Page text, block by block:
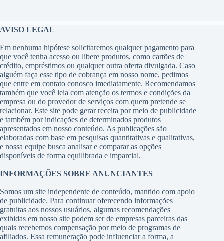
AVISO LEGAL
Em nenhuma hipótese solicitaremos qualquer pagamento para
que você tenha acesso ou libere produtos, como cartões de
crédito, empréstimos ou qualquer outra oferta divulgada. Caso
alguém faça esse tipo de cobrança em nosso nome, pedimos
que entre em contato conosco imediatamente. Recomendamos
também que você leia com atenção os termos e condições da
empresa ou do provedor de serviços com quem pretende se
relacionar. Este site pode gerar receita por meio de publicidade
e também por indicações de determinados produtos
apresentados em nosso conteúdo. As publicações são
elaboradas com base em pesquisas quantitativas e qualitativas,
e nossa equipe busca analisar e comparar as opções
disponíveis de forma equilibrada e imparcial.
INFORMAÇÕES SOBRE ANUNCIANTES
Somos um site independente de conteúdo, mantido com apoio
de publicidade. Para continuar oferecendo informações
gratuitas aos nossos usuários, algumas recomendações
exibidas em nosso site podem ser de empresas parceiras das
quais recebemos compensação por meio de programas de
afiliados. Essa remuneração pode influenciar a forma, a